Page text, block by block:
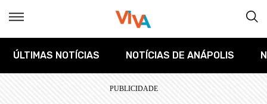
ÚLTIMAS NOTÍCIAS NOTÍCIAS DE ANÁPOLIS